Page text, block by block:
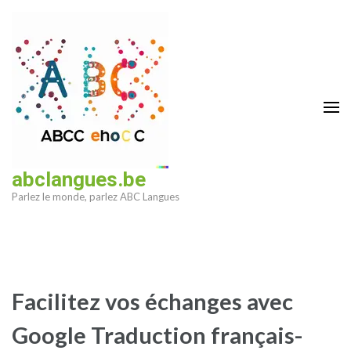
contenu
(Pressez
Entrée)
abclangues.be
Parlez le monde, parlez ABC Langues
Facilitez vos échanges avec
Google Traduction français-